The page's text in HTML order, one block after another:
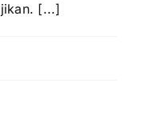
[...]